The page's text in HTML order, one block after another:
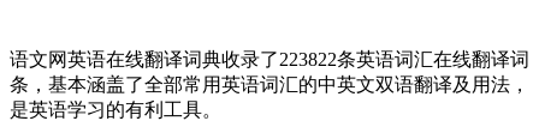
语文网英语在线翻译词典收录了223822条英语词汇在线翻译词
条，基本涵盖了全部常用英语词汇的中英文双语翻译及用法，
是英语学习的有利工具。